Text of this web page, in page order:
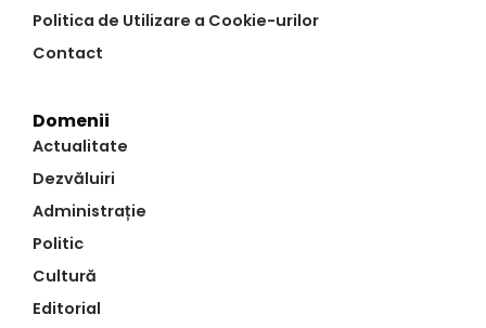
Politica de Utilizare a Cookie-urilor
Contact
Domenii
Actualitate
Dezvăluiri
Administrație
Politic
Cultură
Editorial